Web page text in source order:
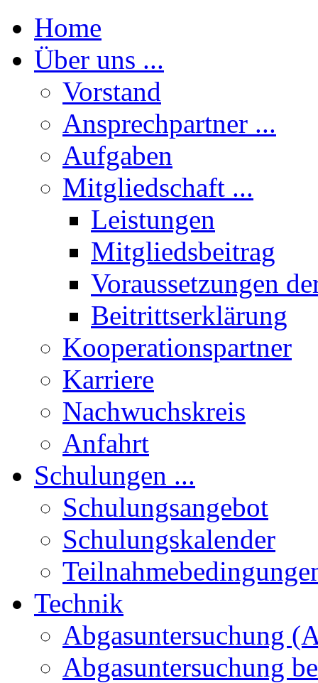
Home
Über uns ...
Vorstand
Ansprechpartner ...
Aufgaben
Mitgliedschaft ...
Leistungen
Mitgliedsbeitrag
Voraussetzungen
Beitrittserklärung
Kooperationspartner
Karriere
Nachwuchskreis
Anfahrt
Schulungen ...
Schulungsangebot
Schulungskalender
Technik
Abgasuntersuchung
Abgasuntersuchung